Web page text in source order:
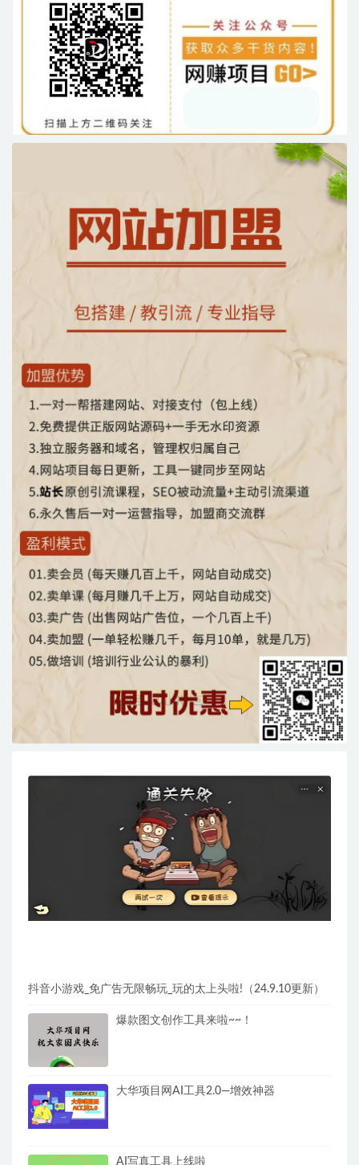
抖音小游戏_免广告无限畅玩_玩的太上头啦!（24.9.10更新）
爆款图文创作工具来啦~~！
大华项目网AI工具2.0—增效神器
AI写真工具上线啦